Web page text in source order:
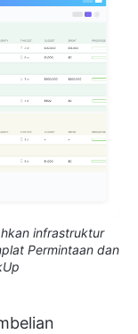
infrastruktur
Permintaan dan